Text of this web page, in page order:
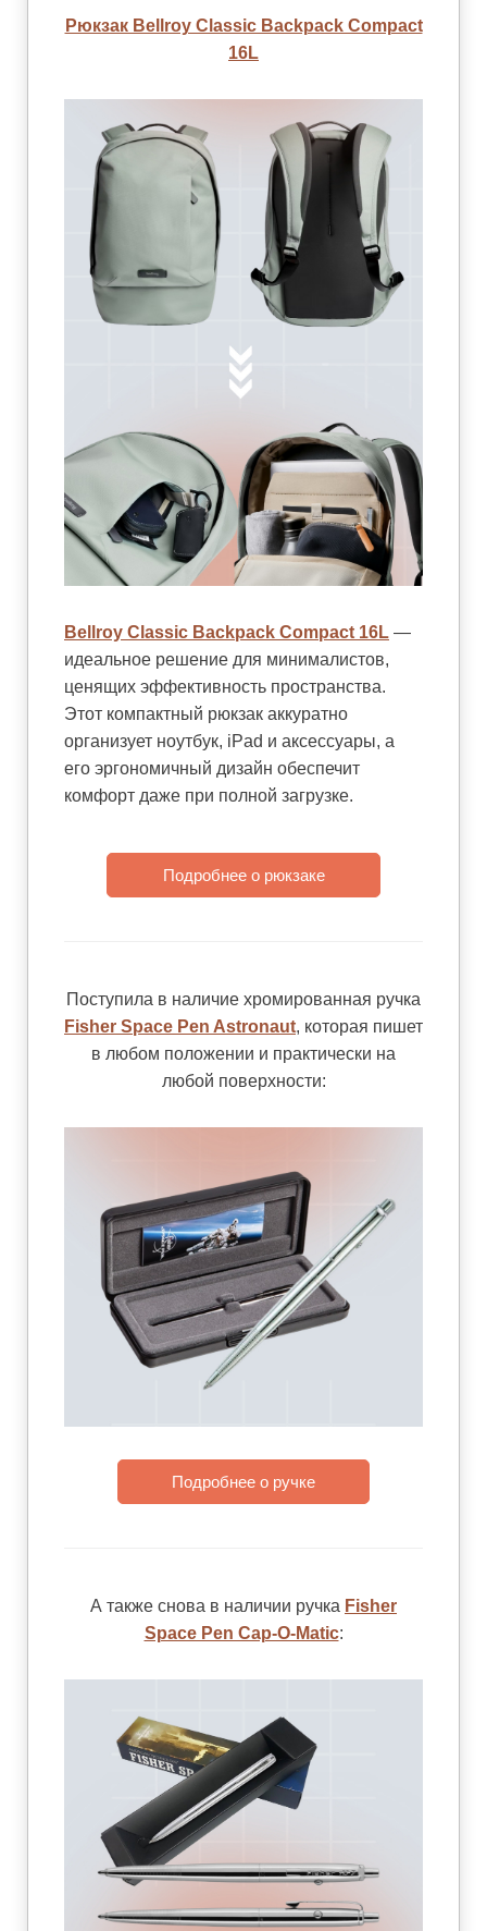
Рюкзак Bellroy Classic Backpack Compact
16L
Bellroy Classic Backpack Compact 16L —
идеальное решение для минималистов,
ценящих эффективность пространства.
Этот компактный рюкзак аккуратно
организует ноутбук, iPad и аксессуары, а
его эргономичный дизайн обеспечит
комфорт даже при полной загрузке.
Подробнее о рюкзаке
Поступила в наличие хромированная ручка
Fisher Space Pen Astronaut, которая пишет
в любом положении и практически на
любой поверхности:
Подробнее о ручке
А также снова в наличии ручка Fisher
Space Pen Cap-O-Matic: